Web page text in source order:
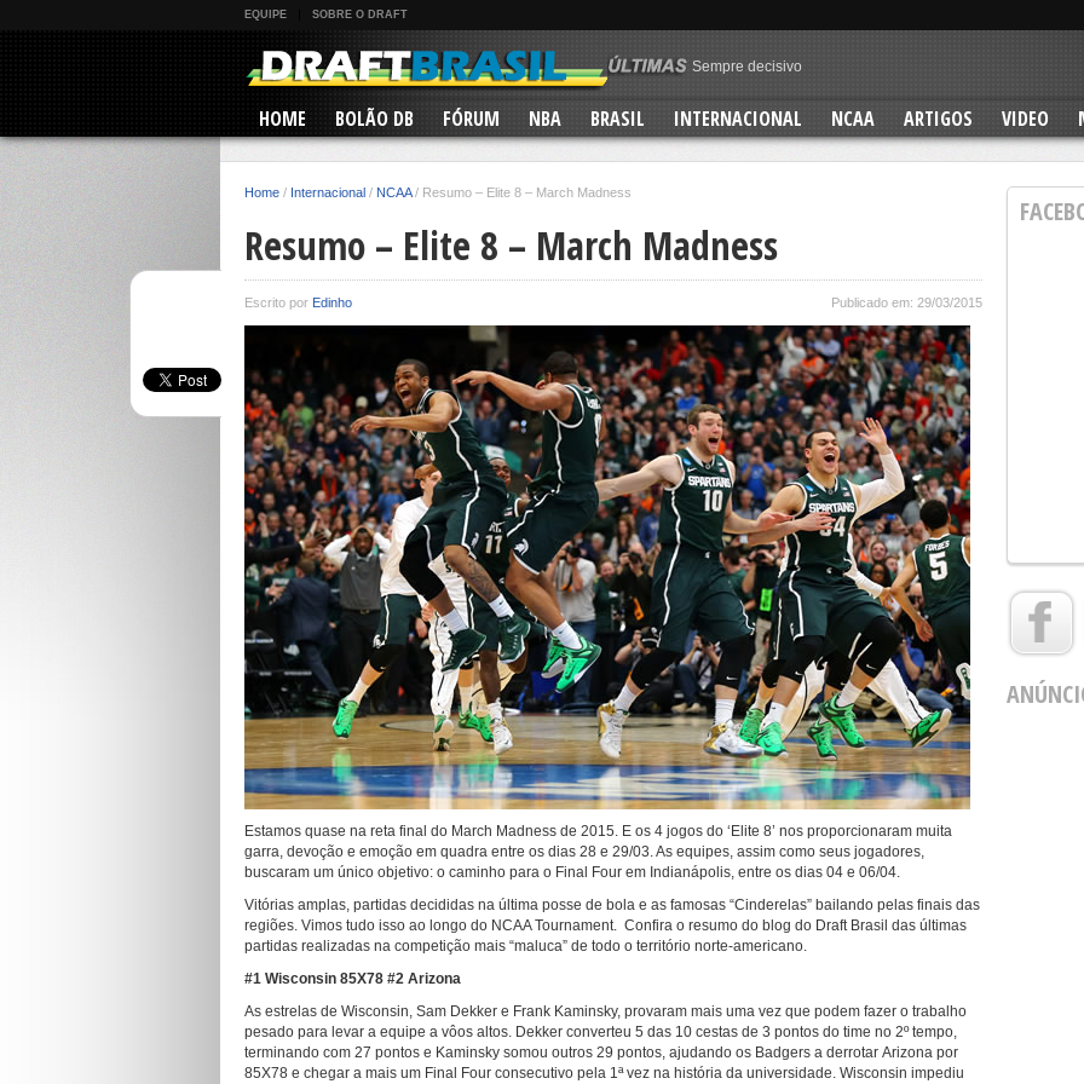
EQUIPE SOBRE O DRAFT
Clube dos 70
No ar!
Sempre decisivo
HOME BOLÃO DB FÓRUM NBA BRASIL INTERNACIONAL NCAA ARTIGOS VIDEO
Home / Internacional / NCAA / Resumo – Elite 8 – March Madness
Resumo – Elite 8 – March Madness
Escrito por Edinho Publicado em: 29/03/2015
Estamos quase na reta final do March Madness de 2015. E os 4 jogos do ‘Elite 8’ nos proporcionaram muita
garra, devoção e emoção em quadra entre os dias 28 e 29/03. As equipes, assim como seus jogadores,
buscaram um único objetivo: o caminho para o Final Four em Indianápolis, entre os dias 04 e 06/04.
Vitórias amplas, partidas decididas na última posse de bola e as famosas “Cinderelas” bailando pelas finais das
regiões. Vimos tudo isso ao longo do NCAA Tournament. Confira o resumo do blog do Draft Brasil das últimas
partidas realizadas na competição mais “maluca” de todo o território norte-americano.
#1 Wisconsin 85X78 #2 Arizona
As estrelas de Wisconsin, Sam Dekker e Frank Kaminsky, provaram mais uma vez que podem fazer o trabalho
pesado para levar a equipe a vôos altos. Dekker converteu 5 das 10 cestas de 3 pontos do time no 2º tempo,
terminando com 27 pontos e Kaminsky somou outros 29 pontos, ajudando os Badgers a derrotar Arizona por
85X78 e chegar a mais um Final Four consecutivo pela 1ª vez na história da universidade. Wisconsin impediu